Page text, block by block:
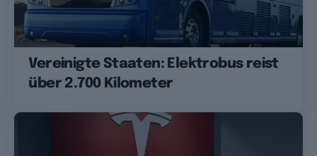
Vereinigte Staaten: Elektrobus reist
über 2.700 Kilometer